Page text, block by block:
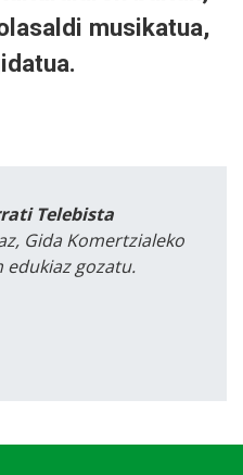
musikatua,
Telebista
Gida Komertzialeko
gozatu.